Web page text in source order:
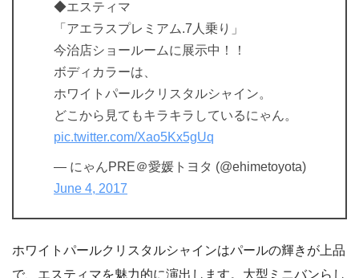
◆エスティマ
「アエラスプレミアム.7人乗り」
今治店ショールームに展示中！！
ボディカラーは、
ホワイトパールクリスタルシャイン。
どこから見てもキラキラしているにゃん。
pic.twitter.com/Xao5Kx5gUq
— にゃんPRE＠愛媛トヨタ (@ehimetoyota)
June 4, 2017
ホワイトパールクリスタルシャインはパールの輝きが上品
で、エスティマを魅力的に演出します。大型ミニバンらし